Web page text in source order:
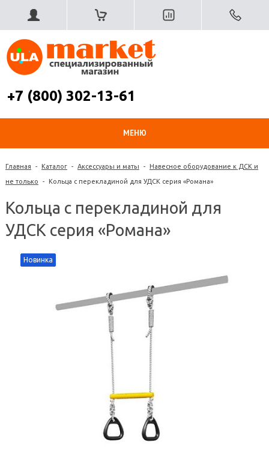
+7 (800) 302-13-61
МЕНЮ
Главная - Каталог - Аксессуары и маты - Навесное оборудование к ДСК и
не только - Кольца с перекладиной для УДСК серия «Романа»
Кольца с перекладиной для
УДСК серия «Романа»
Новинка